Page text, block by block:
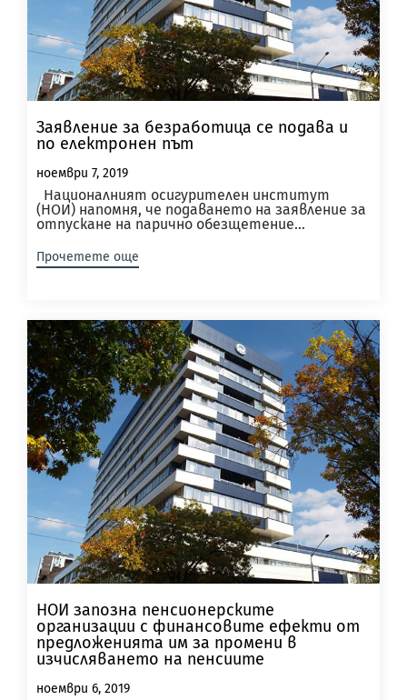
Заявление за безработица се подава и
по електронен път
ноември 7, 2019
Националният осигурителен институт
(НОИ) напомня, че подаването на заявление за
отпускане на парично обезщетение...
Прочетете още
НОИ запозна пенсионерските
организации с финансовите ефекти от
предложенията им за промени в
изчисляването на пенсиите
ноември 6, 2019